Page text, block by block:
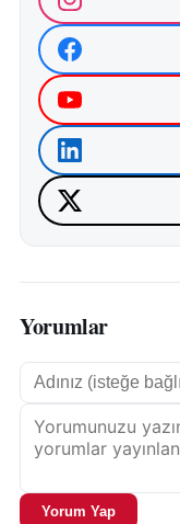
Yorumlar
Yorum Yap